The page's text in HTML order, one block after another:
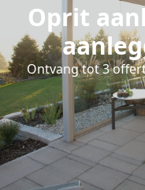
Oprit
Ontvang tot 3